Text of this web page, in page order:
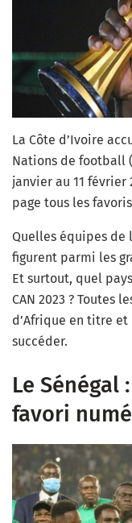
La Côte d’Ivoire
Nations de football
janvier au 11 février
page tous les
Quelles équipes de
figurent parmi les
Et surtout, quel
CAN 2023 ? Toutes
d’Afrique en titre
succéder.
Le
favori